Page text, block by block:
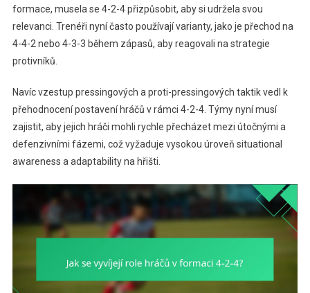
formace, musela se 4-2-4 přizpůsobit, aby si udržela svou
relevanci. Trenéři nyní často používají varianty, jako je přechod na
4-4-2 nebo 4-3-3 během zápasů, aby reagovali na strategie
protivníků.
Navíc vzestup pressingových a proti-pressingových taktik vedl k
přehodnocení postavení hráčů v rámci 4-2-4. Týmy nyní musí
zajistit, aby jejich hráči mohli rychle přecházet mezi útočnými a
defenzivními fázemi, což vyžaduje vysokou úroveň situational
awareness a adaptability na hřišti.